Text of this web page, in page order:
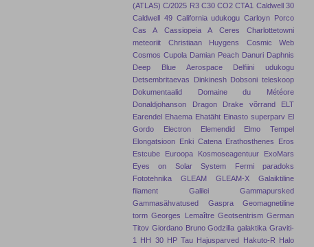
(ATLAS) C/2025 R3 C30 CO2 CTA1 Caldwell 30
Caldwell 49 California udukogu Carloyn Porco
Cas A
Cassiopeia A Ceres
Charlottetowni
meteoriit
Christiaan Huygens
Cosmic Web
Cosmos Cupola Damian Peach Danuri Daphnis
Deep Blue Aerospace
Delfiini udukogu
Detsembritaevas
Dinkinesh Dobsoni teleskoop
Dokumentaalid
Domaine du Météore
Donaldjohanson
Dragon Drake võrrand
ELT
Earendel Ehaema Ehatäht Einasto superparv El
Gordo
Electron Elemendid
Elmo Tempel
Elongatsioon Enki Catena Erathosthenes
Eros
Estcube
Euroopa Kosmoseagentuur
ExoMars
Eyes on Solar System
Fermi paradoks
Fototehnika
GLEAM GLEAM-X
Galaiktiline
filament
Galilei
Gammapursked
Gammasähvatused
Gaspra
Geomagnetiline
torm Georges Lemaître Geotsentrism German
Titov Giordano Bruno Godzilla galaktika Graviti-
1
HH 30 HP Tau Hajusparved Hakuto-R Halo